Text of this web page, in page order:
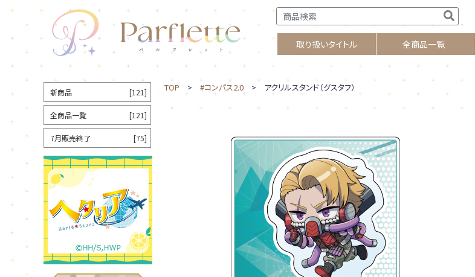
取り扱いタイトル 全商品一覧
TOP > #コンパス2.0 > アクリルスタンド（グスタフ）
新商品 [121]
全商品一覧 [121]
7月販売終了 [75]